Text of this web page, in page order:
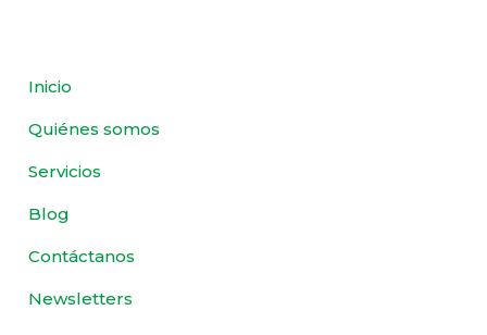
Inicio
Quiénes somos
Servicios
Blog
Contáctanos
Newsletters